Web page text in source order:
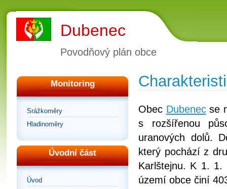
Dubenec
Povodňový plán obce
Monitoring
Srážkoměry
Hladinoměry
Úvodní část
Úvod
Obec Dubenecse
s rozšířenou
uranových dolů.
který pochází z
Karlštejnu. K 1. 1.
území obce činí